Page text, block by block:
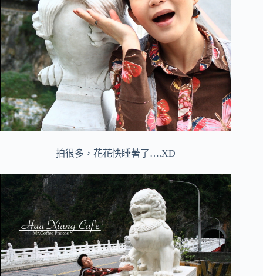
拍很多，花花快睡著了….XD